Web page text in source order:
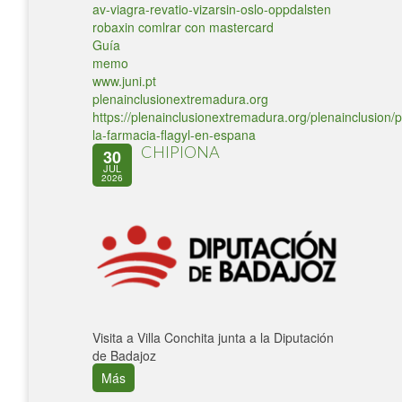
av-viagra-revatio-vizarsin-oslo-oppdalsten
robaxin comlrar con mastercard
Guía
memo
www.juni.pt
plenainclusionextremadura.org
https://plenainclusionextremadura.org/plenainclusion/
la-farmacia-flagyl-en-espana
30
JUL
2026
CHIPIONA
Visita a Villa Conchita junta a la Diputación
de Badajoz
Más